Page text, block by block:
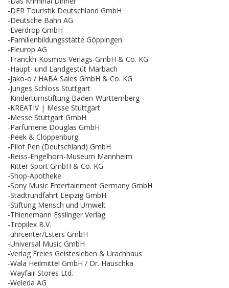
-DER Touristik Deutschland GmbH
-Deutsche Bahn AG
-Everdrop GmbH
-Familienbildungsstätte Göppingen
-Fleurop AG
-Franckh-Kosmos Verlags-GmbH & Co. KG
-Haupt- und Landgestüt Marbach
-Jako-o / HABA Sales GmbH & Co. KG
-Junges Schloss Stuttgart
-Kinderturnstiftung Baden-Württemberg
-KREATIV | Messe Stuttgart
-Messe Stuttgart GmbH
-Parfümerie Douglas GmbH
-Peek & Cloppenburg
-Pilot Pen (Deutschland) GmbH
-Reiss-Engelhorn-Museum Mannheim
-Ritter Sport GmbH & Co. KG
-Shop-Apotheke
-Sony Music Entertainment Germany GmbH
-Stadtrundfahrt Leipzig GmbH
-Stiftung Mensch und Umwelt
-Thienemann Esslinger Verlag
-Tropilex B.V.
-uhrcenter/Esters GmbH
-Universal Music GmbH
-Verlag Freies Geistesleben & Urachhaus
-Wala Heilmittel GmbH / Dr. Hauschka
-Wayfair Stores Ltd.
-Weleda AG